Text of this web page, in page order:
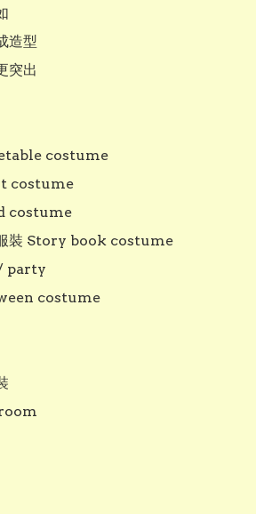
造型
突出
costume
costume
costume
服裝 Story book costume
/ party
costume